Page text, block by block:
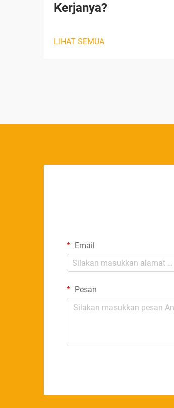
Kerjanya?
LIHAT SEMUA
Email
Pesan